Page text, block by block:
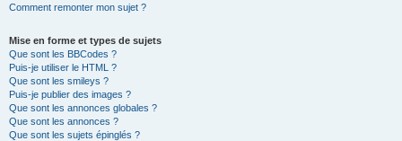
Comment remonter mon sujet ?
Mise en forme et types de sujets
Que sont les BBCodes ?
Puis-je utiliser le HTML ?
Que sont les smileys ?
Puis-je publier des images ?
Que sont les annonces globales ?
Que sont les annonces ?
Que sont les sujets épinglés ?